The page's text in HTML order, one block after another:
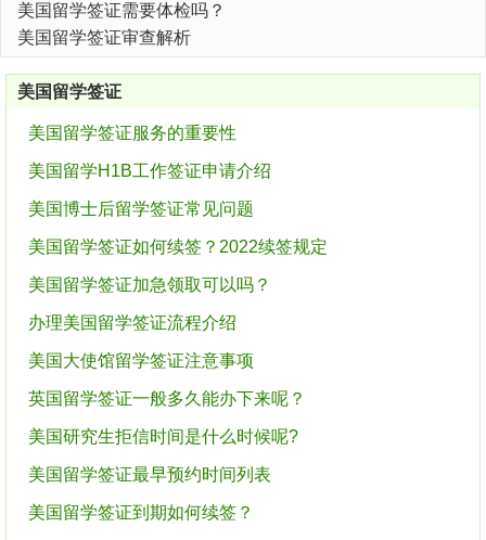
美国留学签证需要体检吗？
美国留学签证审查解析
美国留学签证
美国留学签证服务的重要性
美国留学H1B工作签证申请介绍
美国博士后留学签证常见问题
美国留学签证如何续签？2022续签规定
美国留学签证加急领取可以吗？
办理美国留学签证流程介绍
美国大使馆留学签证注意事项
英国留学签证一般多久能办下来呢？
美国研究生拒信时间是什么时候呢?
美国留学签证最早预约时间列表
美国留学签证到期如何续签？